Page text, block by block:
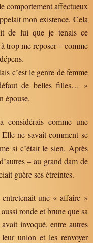
comportement affectueux
mon existence. Cela
de lui que je tenais ce
trop me reposer – comme
c’est le genre de femme
de belles filles… »
épouse.
considérais comme une
ne savait comment se
si c’était le sien. Après
– au grand dam de
guère ses étreintes.
entretenait une « affaire »
ronde et brune que sa
invoqué, entre autres
union et les renvoyer